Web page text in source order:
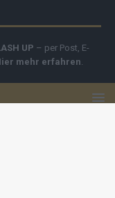
UP – per Post, E-
mehr erfahren.